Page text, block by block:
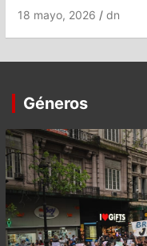
18 mayo, 2026 dn
Géneros